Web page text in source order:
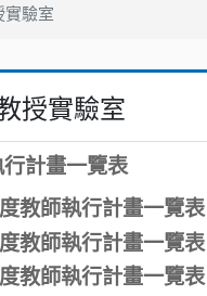
實驗室
授實驗室
計畫一覽表
教師執行計畫一覽表
教師執行計畫一覽表
教師執行計畫一覽表